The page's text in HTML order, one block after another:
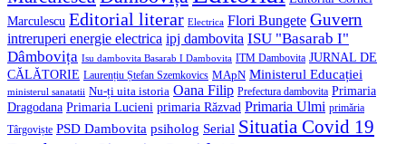
Marculescu Editorial literar Electrica Flori Bungete Guvern
intreruperi energie electrica ipj dambovita ISU "Basarab I"
Dâmbovița Isu dambovita Basarab I Dambovita ITM Dambovita JURNAL DE
CĂLĂTORIE Laurențiu Ștefan Szemkovics MApN Ministerul Educației
ministerul sanatatii Nu-ți uita istoria Oana Filip Prefectura dambovita Primaria
Dragodana Primaria Lucieni primaria Răzvad Primaria Ulmi primăria
Târgoviște PSD Dambovita psiholog Serial Situatia Covid 19